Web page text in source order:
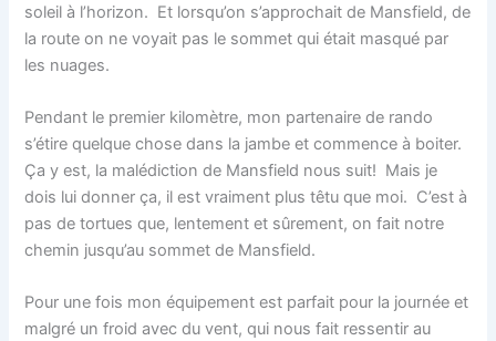
soleil à l’horizon. Et lorsqu’on s’approchait de Mansfield, de
la route on ne voyait pas le sommet qui était masqué par
les nuages.
Pendant le premier kilomètre, mon partenaire de rando
s’étire quelque chose dans la jambe et commence à boiter.
Ça y est, la malédiction de Mansfield nous suit! Mais je
dois lui donner ça, il est vraiment plus têtu que moi. C’est à
pas de tortues que, lentement et sûrement, on fait notre
chemin jusqu’au sommet de Mansfield.
Pour une fois mon équipement est parfait pour la journée et
malgré un froid avec du vent, qui nous fait ressentir au